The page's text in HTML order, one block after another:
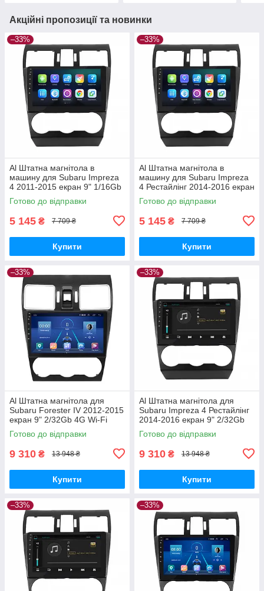
Акційні пропозиції та новинки
–33%
Al Штатна магнітола в
машину для Subaru Impreza
4 2011-2015 екран 9" 1/16Gb
Wi-Fi GPS Base
Готово до відправки
5 145 ₴ 7 709 ₴
Купити
–33%
Al Штатна магнітола в
машину для Subaru Impreza
4 Рестайлінг 2014-2016 екран
9" 1/16Gb Wi-Fi GPS Base
Готово до відправки
5 145 ₴ 7 709 ₴
Купити
–33%
Al Штатна магнітола для
Subaru Forester IV 2012-2015
екран 9" 2/32Gb 4G Wi-Fi
GPS Top Android
Готово до відправки
9 310 ₴ 13 948 ₴
Купити
–33%
Al Штатна магнітола для
Subaru Impreza 4 Рестайлінг
2014-2016 екран 9" 2/32Gb
4G Wi-Fi GPS Top Android
Готово до відправки
9 310 ₴ 13 948 ₴
Купити
–33% –33%